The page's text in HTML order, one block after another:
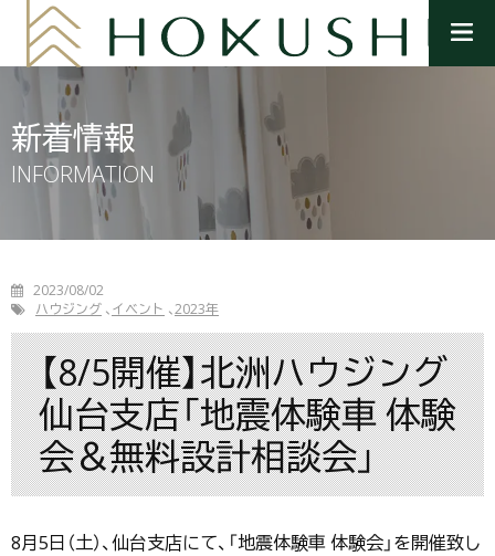
ニ
新着情報
INFORMATION
2023/08/02
ハウジング イベント 2023年
【8/5開催】北洲ハウジング
仙台支店「地震体験車 体験
会＆無料設計相談会」
8月5日（土）、仙台支店にて、「地震体験車 体験会」を開催致し